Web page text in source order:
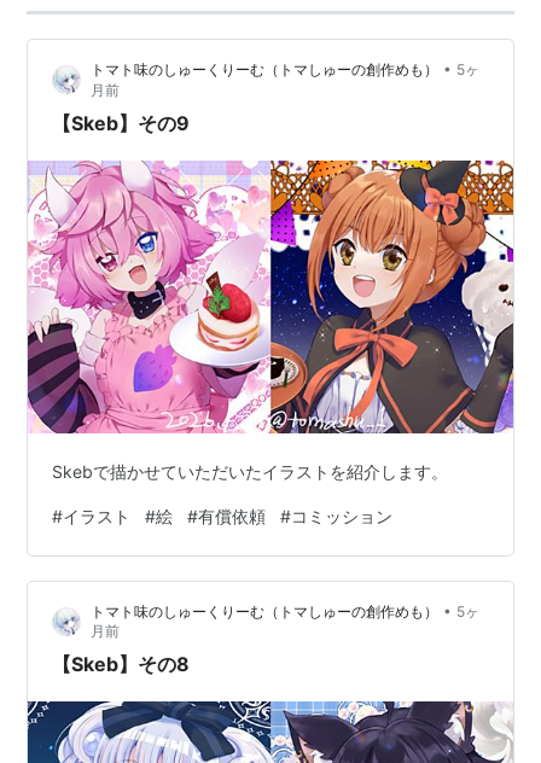
トマト味のしゅーくりーむ（トマしゅーの創作めも） • 5ヶ
月前
【Skeb】その9
Skebで描かせていただいたイラストを紹介します。
#イラスト #絵 #有償依頼 #コミッション
トマト味のしゅーくりーむ（トマしゅーの創作めも） • 5ヶ
月前
【Skeb】その8